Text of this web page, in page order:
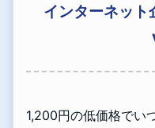
インターネッ
1,200円の低価格でい